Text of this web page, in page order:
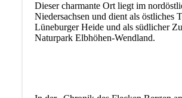
Dieser charmante Ort liegt im
Niedersachsen und dient als östliches
Lüneburger Heide und als südlicher
Naturpark Elbhöhen-Wendland.